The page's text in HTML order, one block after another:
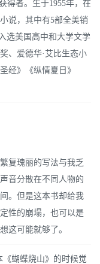
得者。生于1955年，在
说，其中有5部全美销
选美国高中和大学文学
、爱德华·艾比生态小
经》《纵情夏日》
复瑰丽的写法与我乏
音分散在不同人物的
。但是这本书却给我
性的崩塌，也可以是
这可能就够了。
《蝴蝶烧山》的时候觉